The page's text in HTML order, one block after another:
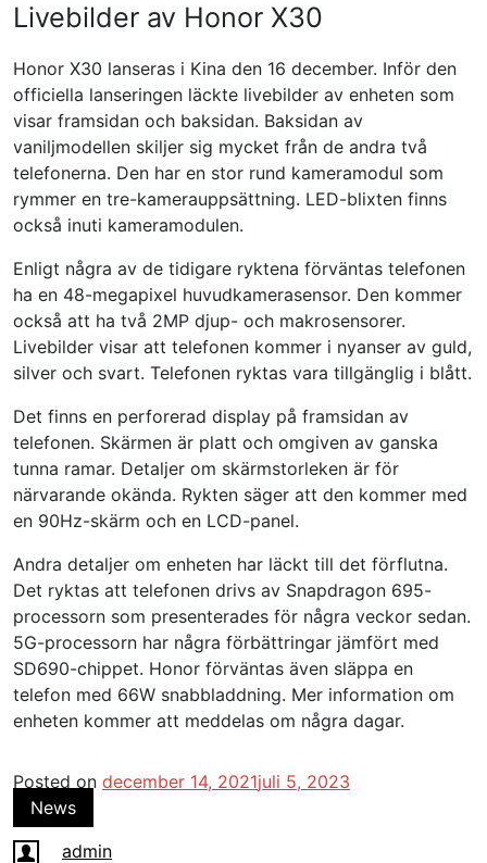
Livebilder av Honor X30
Honor X30 lanseras i Kina den 16 december. Inför den
officiella lanseringen läckte livebilder av enheten som
visar framsidan och baksidan. Baksidan av
vaniljmodellen skiljer sig mycket från de andra två
telefonerna. Den har en stor rund kameramodul som
rymmer en tre-kamerauppsättning. LED-blixten finns
också inuti kameramodulen.
Enligt några av de tidigare ryktena förväntas telefonen
ha en 48-megapixel huvudkamerasensor. Den kommer
också att ha två 2MP djup- och makrosensorer.
Livebilder visar att telefonen kommer i nyanser av guld,
silver och svart. Telefonen ryktas vara tillgänglig i blått.
Det finns en perforerad display på framsidan av
telefonen. Skärmen är platt och omgiven av ganska
tunna ramar. Detaljer om skärmstorleken är för
närvarande okända. Rykten säger att den kommer med
en 90Hz-skärm och en LCD-panel.
Andra detaljer om enheten har läckt till det förflutna.
Det ryktas att telefonen drivs av Snapdragon 695-
processorn som presenterades för några veckor sedan.
5G-processorn har några förbättringar jämfört med
SD690-chippet. Honor förväntas även släppa en
telefon med 66W snabbladdning. Mer information om
enheten kommer att meddelas om några dagar.
Posted on december 14, 2021juli 5, 2023
News
admin